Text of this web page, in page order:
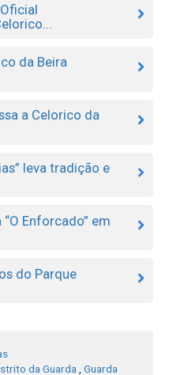
da Beira
a Celorico da
leva tradição e
Enforcado” em
do Parque
da Guarda
Guarda